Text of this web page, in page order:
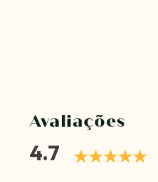
Avaliações
4.7